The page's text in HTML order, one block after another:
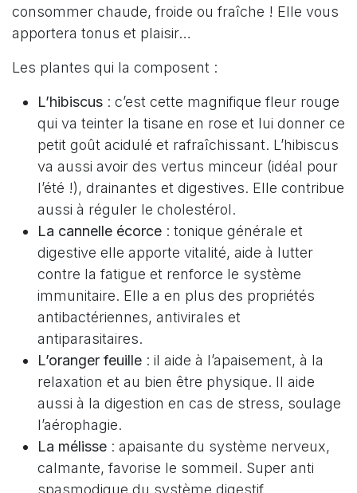
consommer chaude, froide ou fraîche ! Elle vous
apportera tonus et plaisir…
Les plantes qui la composent :
L’hibiscus : c’est cette magnifique fleur rouge
qui va teinter la tisane en rose et lui donner ce
petit goût acidulé et rafraîchissant. L’hibiscus
va aussi avoir des vertus minceur (idéal pour
l’été !), drainantes et digestives. Elle contribue
aussi à réguler le cholestérol.
La cannelle écorce : tonique générale et
digestive elle apporte vitalité, aide à lutter
contre la fatigue et renforce le système
immunitaire. Elle a en plus des propriétés
antibactériennes, antivirales et
antiparasitaires.
L’oranger feuille : il aide à l’apaisement, à la
relaxation et au bien être physique. Il aide
aussi à la digestion en cas de stress, soulage
l’aérophagie.
La mélisse : apaisante du système nerveux,
calmante, favorise le sommeil. Super anti
spasmodique du système digestif.